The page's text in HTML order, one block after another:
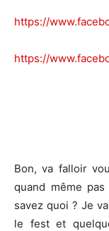
https://
https://
Bon, va falloir
quand même
savez quoi ? Je
le fest et